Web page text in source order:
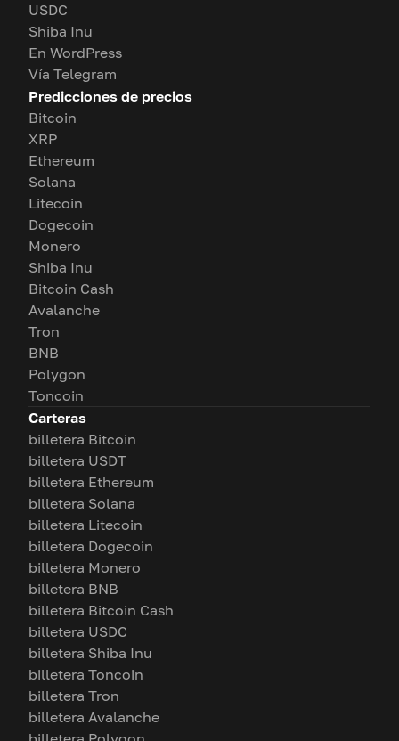
USDC
Shiba Inu
En WordPress
Vía Telegram
Predicciones de precios
Bitcoin
XRP
Ethereum
Solana
Litecoin
Dogecoin
Monero
Shiba Inu
Bitcoin Cash
Avalanche
Tron
BNB
Polygon
Toncoin
Carteras
billetera Bitcoin
billetera USDT
billetera Ethereum
billetera Solana
billetera Litecoin
billetera Dogecoin
billetera Monero
billetera BNB
billetera Bitcoin Cash
billetera USDC
billetera Shiba Inu
billetera Toncoin
billetera Tron
billetera Avalanche